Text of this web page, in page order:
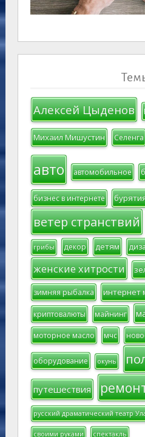
Алексей Цыденов
Михаил Мишустин Селенга
авто автомобильное
бизнес в интернете
ветер странствий
грибы декор детям
женские хитрости
зимняя рыбалка интернет
криптовалюты майнинг
моторное масло мчс
оборудование окунь
путешествия
русский драматический театр
своими руками спектакль